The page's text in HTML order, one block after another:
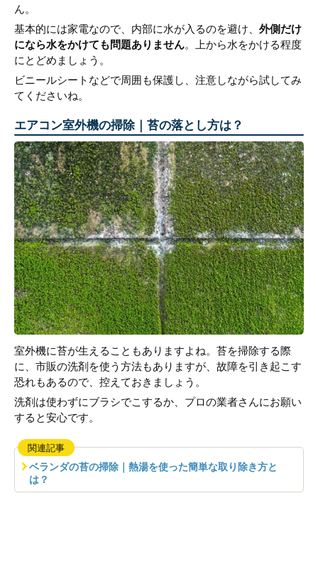
ん。
基本的には家電なので、内部に水が入るのを避け、 外側だけ
になら水をかけても問題ありません。上から水をかける程度
にとどめましょう。
ビニールシートなどで周囲も保護し、注意しながら試してみ
てくださいね。
エアコン室外機の掃除｜苔の落とし方は？
室外機に苔が生えることもありますよね。苔を掃除する際
に、市販の洗剤を使う方法もありますが、故障を引き起こす
恐れもあるので、控えておきましょう。
洗剤は使わずにブラシでこするか、プロの業者さんにお願い
すると安心です。
関連記事
ベランダの苔の掃除｜熱湯を使った簡単な取り除き方と
は？